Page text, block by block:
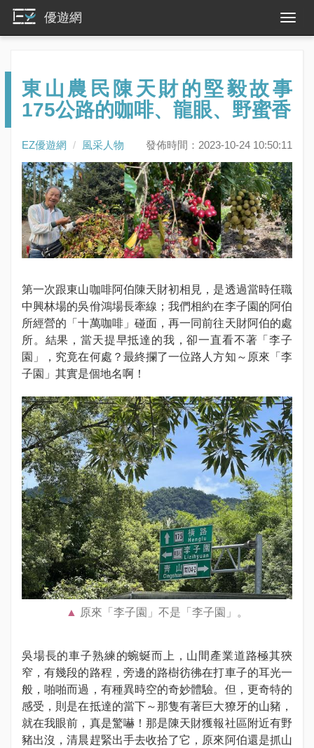
優遊網
東山農民陳天財的堅毅故事
175公路的咖啡、龍眼、野蜜香
EZ優遊網 風采人物 發佈時間：2023-10-24 10:50:11
第一次跟東山咖啡阿伯陳天財初相見，是透過當時任職
中興林場的吳佾鴻場長牽線；我們相約在李子園的阿伯
所經營的「十萬咖啡」碰面，再一同前往天財阿伯的處
所。結果，當天提早抵達的我，卻一直看不著「李子
園」，究竟在何處？最終攔了一位路人方知～原來「李
子園」其實是個地名啊！
原來「李子園」不是「李子園」。
吳場長的車子熟練的蜿蜒而上，山間產業道路極其狹
窄，有幾段的路程，旁邊的路樹彷彿在打車子的耳光一
般，啪啪而過，有種異時空的奇妙體驗。但，更奇特的
感受，則是在抵達的當下～那隻有著巨大獠牙的山豬，
就在我眼前，真是驚嚇！那是陳天財獲報社區附近有野
豬出沒，清晨趕緊出手去收拾了它，原來阿伯還是抓山